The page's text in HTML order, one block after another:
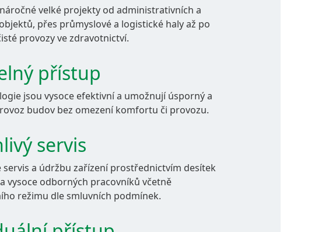
velké projekty od administrativních a
přes průmyslové a logistické haly až po
provozy ve zdravotnictví.
přístup
jsou vysoce efektivní a umožnují úsporný a
budov bez omezení komfortu či provozu.
servis
servis a údržbu zařízení prostřednictvím desítek
vysoce odborných pracovníků včetně
režimu dle smluvních podmínek.